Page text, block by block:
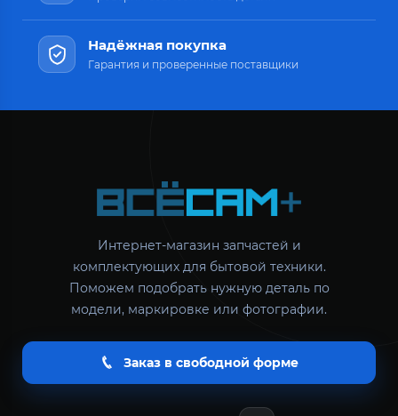
Надёжная покупка
Гарантия и проверенные поставщики
Интернет-магазин запчастей и
комплектующих для бытовой техники.
Поможем подобрать нужную деталь по
модели, маркировке или фотографии.
Заказ в свободной форме